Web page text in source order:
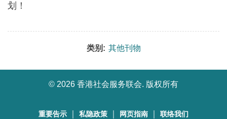
划！
类别: 其他刊物
© 2026 香港社会服务联会. 版权所有
重要告示 私隐政策 网页指南 联络我们